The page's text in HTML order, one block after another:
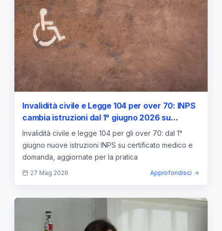
Invalidità civile e Legge 104 per over 70: INPS
cambia istruzioni dal 1° giugno 2026 su
certificato e domanda
Invalidità civile e legge 104 per gli over 70: dal 1°
giugno nuove istruzioni INPS su certificato medico e
domanda, aggiornate per la pratica
27 Mag 2026 Approfondisci